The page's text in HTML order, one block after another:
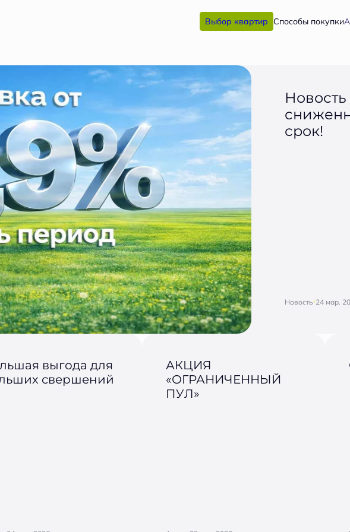
Выбор квартир Способы покупки
Новость
срок!
Новость 24 мар.
выгода для
свершений
АКЦИЯ
«ОГРАНИЧЕННЫЙ
ПУЛ»